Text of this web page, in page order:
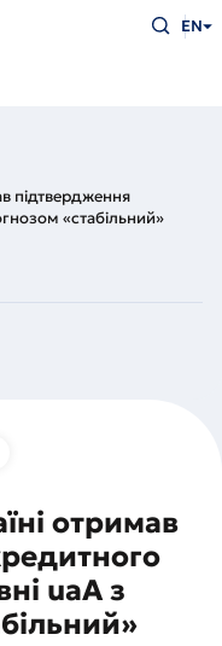
what
you
EN
підтвердження
«стабільний»
отримав
uaA з